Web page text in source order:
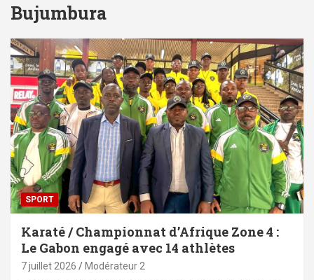
Bujumbura
SPORT
Karaté / Championnat d’Afrique Zone 4 :
Le Gabon engagé avec 14 athlètes
7 juillet 2026 Modérateur 2